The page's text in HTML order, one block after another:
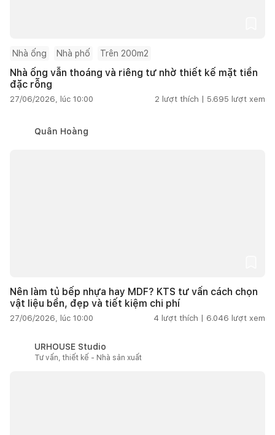
Nhà ống Nhà phố Trên 200m2
Nhà ống vẫn thoáng và riêng tư nhờ thiết kế mặt tiền
đặc rỗng
27/06/2026, lúc 10:00 2 lượt thích | 5.695 lượt xem
Quân Hoàng
Nên làm tủ bếp nhựa hay MDF? KTS tư vấn cách chọn
vật liệu bền, đẹp và tiết kiệm chi phí
27/06/2026, lúc 10:00 4 lượt thích | 6.046 lượt xem
URHOUSE Studio
Tư vấn, thiết kế - Nhà sản xuất